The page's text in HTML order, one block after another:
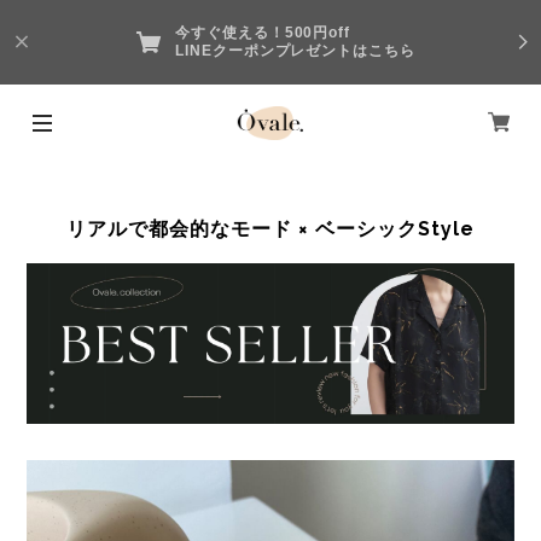
今すぐ使える！500円off
LINEクーポンプレゼントはこちら
リアルで都会的なモード × ベーシックStyle